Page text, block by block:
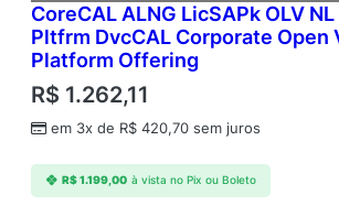
CoreCAL ALNG LicSAPk OLV
Pltfrm DvcCAL Corporate Open
Platform Offering
R$ 1.262,11
em 3x de R$ 420,70 sem juros
R$1.199,00 à vista no Pix ou Boleto